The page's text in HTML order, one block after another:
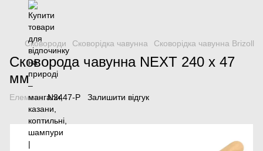
Сковороди Сковорідка чавунна Сковорідка чавунна Brizoll
Сковорода чавунна NEXT 240 х 47
мм
Елемент:N2447-P Залишити відгук